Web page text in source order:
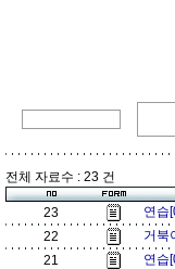
아껴뒀던 사랑으
너의 눈을 볼 때면
더이상의
오직 그
전체 자료수 : 23 건
23 연습
22
거북
21
연습